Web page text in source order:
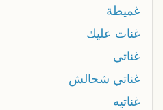
غميطة
غنات عليك
غناتي
غناتي شحالش
غناتيه